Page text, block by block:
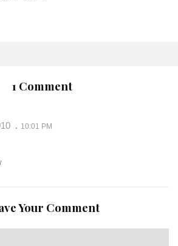
1 Comment
10:01 PM
Your Comment